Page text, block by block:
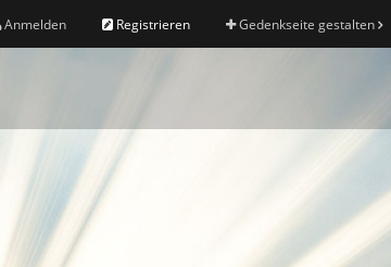
Anmelden Registrieren Gedenkseite gestalten